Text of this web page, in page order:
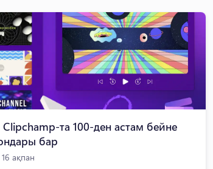
та 100-ден астам бейне
бар
ақпан